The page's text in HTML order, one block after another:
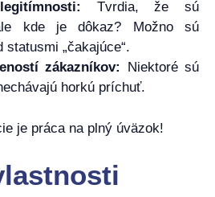
Tvrdia, že sú
kde je dôkaz? Možno sú
statusmi „čakajúce“.
zákazníkov:
Niektoré sú
horkú príchuť.
je práca na plný úväzok!